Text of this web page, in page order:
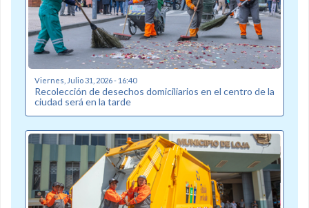
Viernes, Julio 31, 2026 - 16:40
Recolección de desechos domiciliarios en el centro de la
ciudad será en la tarde